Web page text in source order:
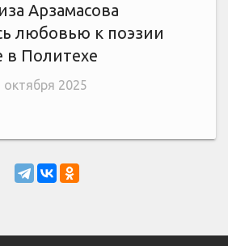
Арзамасова
любовью к поэзии
в Политехе
октября 2025